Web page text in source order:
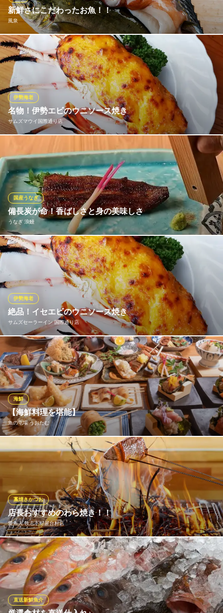
鰻の琉紅 首里城前店
うな重専門店
ゆいレール儀保駅 徒歩8分
沖縄県那覇市首里当蔵町1-10 パレスサイドヴィラ1F
新鮮さにこだわったお魚！！
風泉
新鮮なお魚を、いち早くお客様のもとへ！！オーナーこだわり
の、旬なお魚を旬な時期に是非「風泉」へお越しください。
風泉
居酒屋
ゆいレール旭橋駅 徒歩6分
沖縄県那覇市泉崎2-3-6
名物！伊勢エビのウニソース焼き
サムズマウイ国際通り店
伊勢海老
プリプリの伊勢エビに濃厚なウニソースを乗せてオーブンで焼き
あげました。ステーキとのコンビメニューでお楽しみいただけま
す。
サムズマウイ国際通り店
鉄板焼ステーキ
ゆいレール美栄橋駅 徒歩6分
沖縄県那覇市牧志1-3-53
備長炭が命！香ばしさと身の美味しさ
うなぎ 浪鰻
国産うなぎ
当店では、活きの良い国産鰻を毎日厳選し、活きたまま仕入れま
す。 紀州備長炭の強火の遠火で皮はパリッと香ばしく、身は鰻の
旨味を閉じ込め、驚くほどふっくらと仕上げます。 職人が焼き加
減を片時も見逃さず、最高の状態でお届けする、浪鰻の真髄で
す。
うなぎ 浪鰻
うなぎ・ひつまぶし
ゆいレール美栄橋駅 徒歩1分
沖縄県那覇市久茂地2-24-14 2F
絶品！イセエビのウニソース焼き
サムズセーラーイン 国際通り店
伊勢海老
プリプリのイセエビに濃厚なウニソースをからめてオーブンで焼
き上げた、サムズ大人気のメニュー♪ジューシーなステーキと一緒
にどうぞ
サムズセーラーイン 国際通り店
ステーキ＆シーフード
ゆいレール牧志駅 徒歩5分
沖縄県那覇市牧志3-1-3
【海鮮料理を堪能】
魚の屯場 うおたむ
海鮮
那覇・久茂地の「うおたむ」で、漁港直送の鮮魚を味わい尽くし
ませんか？名物の「魚串」は、厳選された魚を焼鳥感覚で手軽に
楽しめる逸品です。さらに、大トロから赤身まで丸ごと味わえる
「本マグロ断面刺し」は圧巻の迫力。炭火で香ばしく仕上げた炉
端焼きと共に、厳選日本酒との極上のペアリングをぜひご堪能く
ださい。
魚の屯場 うおたむ
寿司と海鮮
ゆいレール県庁前駅 徒歩5分
沖縄県那覇市久茂地3-16-7 1F
店長おすすめのわら焼き！！
愛魚人 牧志下町屋台村店
藁焼きかつお
店長一押しのわら焼き！！ ご来店の際は是非食べてみてください
♪ カウンターのお客様は目の前で焼くところを見ることが出来ま
す！
愛魚人 牧志下町屋台村店
屋台村居酒屋
直送新鮮魚介